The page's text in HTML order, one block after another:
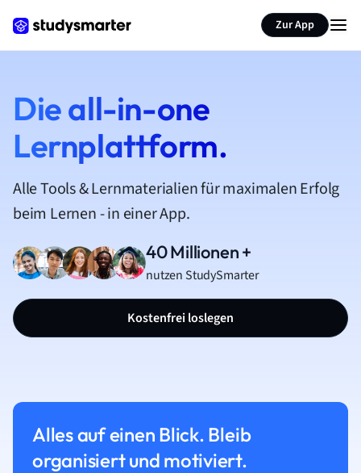
Zur App
Die all-in-one
Lernplattform.
Alle Tools & Lernmaterialien für maximalen Erfolg
beim Lernen - in einer App.
40 Millionen +
nutzen StudySmarter
Kostenfrei loslegen
Alles auf einen Blick. Bleib
organisiert und motiviert.